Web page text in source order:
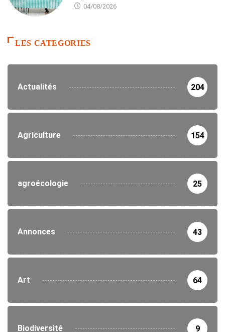
04/08/2026
LES CATEGORIES
Actualités 204
Agriculture 154
agroécologie 25
Annonces 43
Art 64
Biodiversité 9